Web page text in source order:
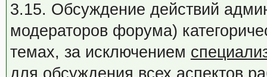
3.15. Обсуждение действий
модераторов форума)
темах, за исключением